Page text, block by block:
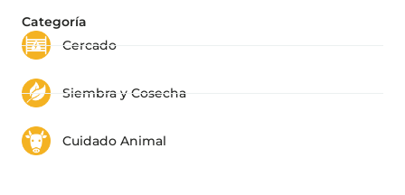
Categoría
Cercado
Siembra y Cosecha
Cuidado Animal